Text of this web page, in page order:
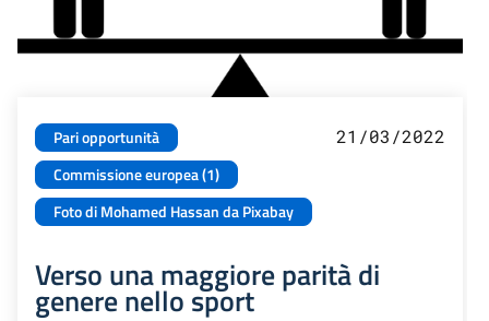
Pari opportunità
Commissione europea (1)
Foto di Mohamed Hassan da Pixabay
21/03/2022
Verso una maggiore parità di
genere nello sport